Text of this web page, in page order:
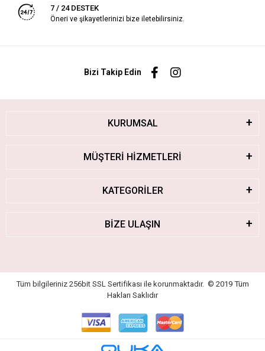
7 / 24 DESTEK
Öneri ve şikayetlerinizi bize iletebilirsiniz.
Bizi Takip Edin
KURUMSAL
MÜŞTERİ HİZMETLERİ
KATEGORİLER
BİZE ULAŞIN
Tüm bilgileriniz 256bit SSL Sertifikası ile korunmaktadır. © 2019 Tüm
Hakları Saklıdır